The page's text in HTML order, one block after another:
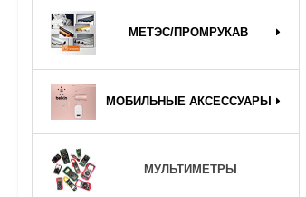
МЕТЭС/ПРОМРУКАВ
МОБИЛЬНЫЕ АКСЕССУАРЫ
МУЛЬТИМЕТРЫ